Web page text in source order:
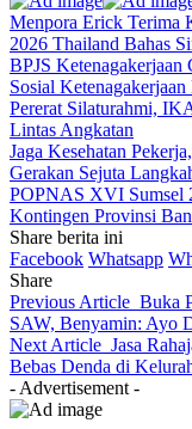
Menpora Erick Terima
2026 Thailand Bahas
BPJS Ketenagakerjaan
Sosial
Pererat Silaturahmi,
Lintas Angkatan
Jaga Kesehatan
Gerakan Sejuta
POPNAS XVI Sumsel
Kontingen Provinsi
Share berita ini
Facebook Whatsapp
Share
Previous Article Buka
SAW, Benyamin: Ayo
Next Article Jasa
Bebas Denda di
- Advertisement -